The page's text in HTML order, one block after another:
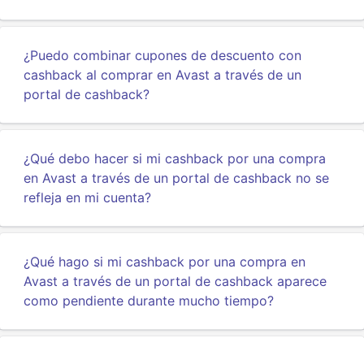
¿Puedo combinar cupones de descuento con
cashback al comprar en Avast a través de un
portal de cashback?
¿Qué debo hacer si mi cashback por una compra
en Avast a través de un portal de cashback no se
refleja en mi cuenta?
¿Qué hago si mi cashback por una compra en
Avast a través de un portal de cashback aparece
como pendiente durante mucho tiempo?